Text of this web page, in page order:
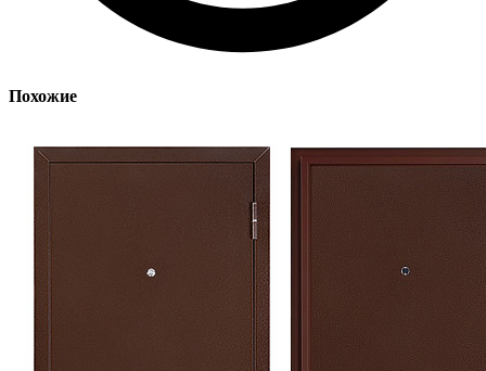
Похожие